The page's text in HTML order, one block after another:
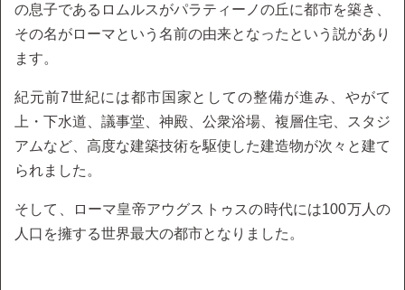
の息子であるロムルスがパラティーノの丘に都市を築き、
その名がローマという名前の由来となったという説があり
ます。
紀元前7世紀には都市国家としての整備が進み、やがて
上・下水道、議事堂、神殿、公衆浴場、複層住宅、スタジ
アムなど、高度な建築技術を駆使した建造物が次々と建て
られました。
そして、ローマ皇帝アウグストゥスの時代には100万人の
人口を擁する世界最大の都市となりました。